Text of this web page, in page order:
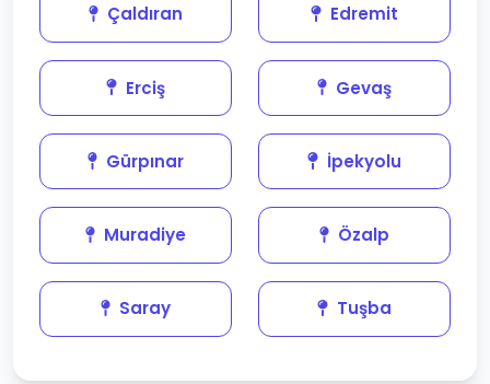
Çaldıran Edremit
Erciş Gevaş
Gürpınar İpekyolu
Muradiye Özalp
Saray Tuşba